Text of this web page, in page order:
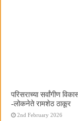
परिसराच्या सर्वांगीण
-लोकनेते रामशेठ ठाकूर
2nd February 2026